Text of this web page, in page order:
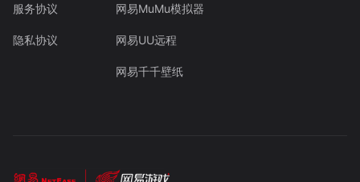
服务协议
隐私协议
网易MuMu模拟器
网易UU远程
网易千千壁纸